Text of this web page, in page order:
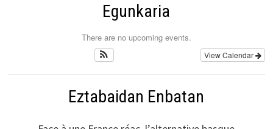
Egunkaria
There are no upcoming events.
View Calendar
Eztabaidan Enbatan